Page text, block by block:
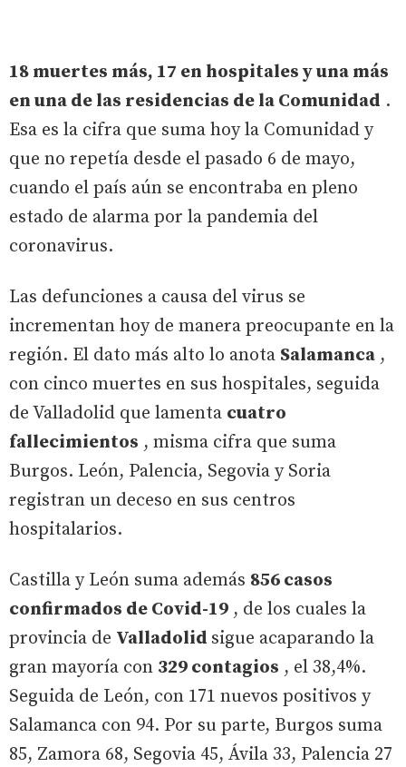
18 muertes más, 17 en hospitales y una más
en una de las residencias de la Comunidad .
Esa es la cifra que suma hoy la Comunidad y
que no repetía desde el pasado 6 de mayo,
cuando el país aún se encontraba en pleno
estado de alarma por la pandemia del
coronavirus.
Las defunciones a causa del virus se
incrementan hoy de manera preocupante en la
región. El dato más alto lo anota Salamanca ,
con cinco muertes en sus hospitales, seguida
de Valladolid que lamenta cuatro
fallecimientos , misma cifra que suma
Burgos. León, Palencia, Segovia y Soria
registran un deceso en sus centros
hospitalarios.
Castilla y León suma además 856 casos
confirmados de Covid-19 , de los cuales la
provincia de Valladolid sigue acaparando la
gran mayoría con 329 contagios , el 38,4%.
Seguida de León, con 171 nuevos positivos y
Salamanca con 94. Por su parte, Burgos suma
85, Zamora 68, Segovia 45, Ávila 33, Palencia 27